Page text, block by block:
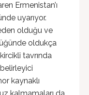
Ermenistan’ı
uyarıyor.
olduğu ve
oldukça
tavrında
kaynaklı